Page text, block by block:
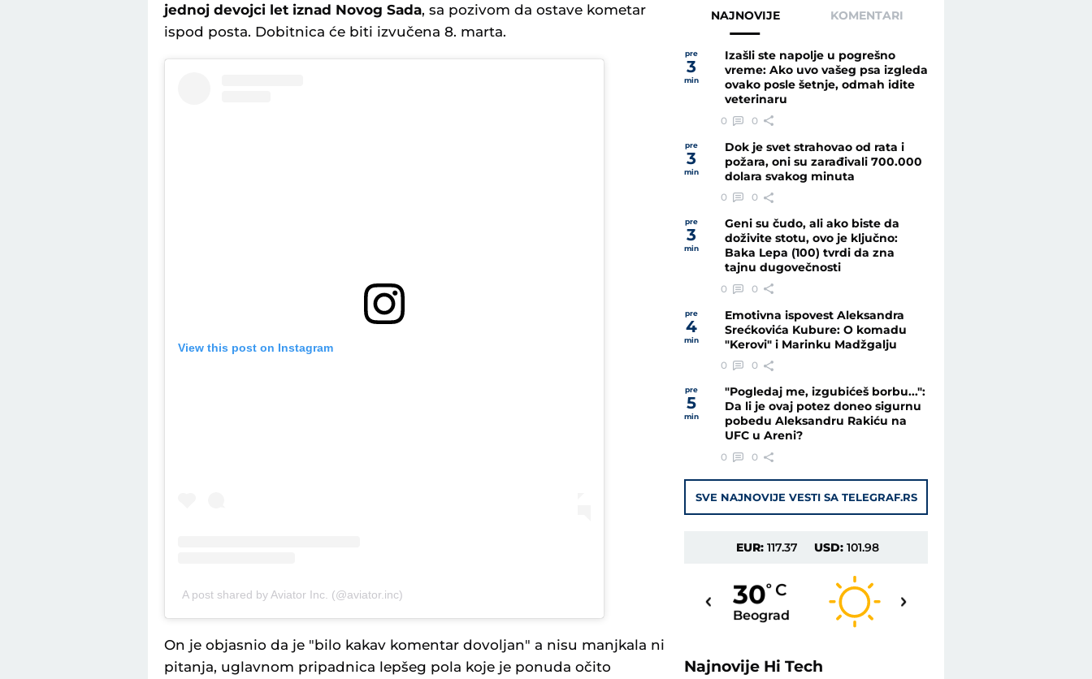
jednoj devojci let iznad Novog Sada, sa pozivom da ostave kometar
ispod posta. Dobitnica će biti izvučena 8. marta.
View this post on Instagram
A post shared by Aviator Inc. (@aviator.inc)
On je objasnio da je "bilo kakav komentar dovoljan" a nisu manjkala ni
pitanja, uglavnom pripadnica lepšeg pola koje je ponuda očito
NAJNOVIJE KOMENTARI
pre
3
min
Izašli ste napolje u pogrešno
vreme: Ako uvo vašeg psa izgleda
ovako posle šetnje, odmah idite
veterinaru
0 0
pre
3
min
Dok je svet strahovao od rata i
požara, oni su zarađivali 700.000
dolara svakog minuta
0 0
pre
3
min
Geni su čudo, ali ako biste da
doživite stotu, ovo je ključno:
Baka Lepa (100) tvrdi da zna
tajnu dugovečnosti
0 0
pre
4
min
Emotivna ispovest Aleksandra
Srećkovića Kubure: O komadu
"Kerovi" i Marinku Madžgalju
0 0
pre
5
min
"Pogledaj me, izgubićeš borbu...":
Da li je ovaj potez doneo sigurnu
pobedu Aleksandru Rakiću na
UFC u Areni?
0 0
SVE NAJNOVIJE VESTI SA TELEGRAF.RS
EUR:117.37 USD: 101.98
Priština
30o C
Beograd
Najnovije Hi Tech